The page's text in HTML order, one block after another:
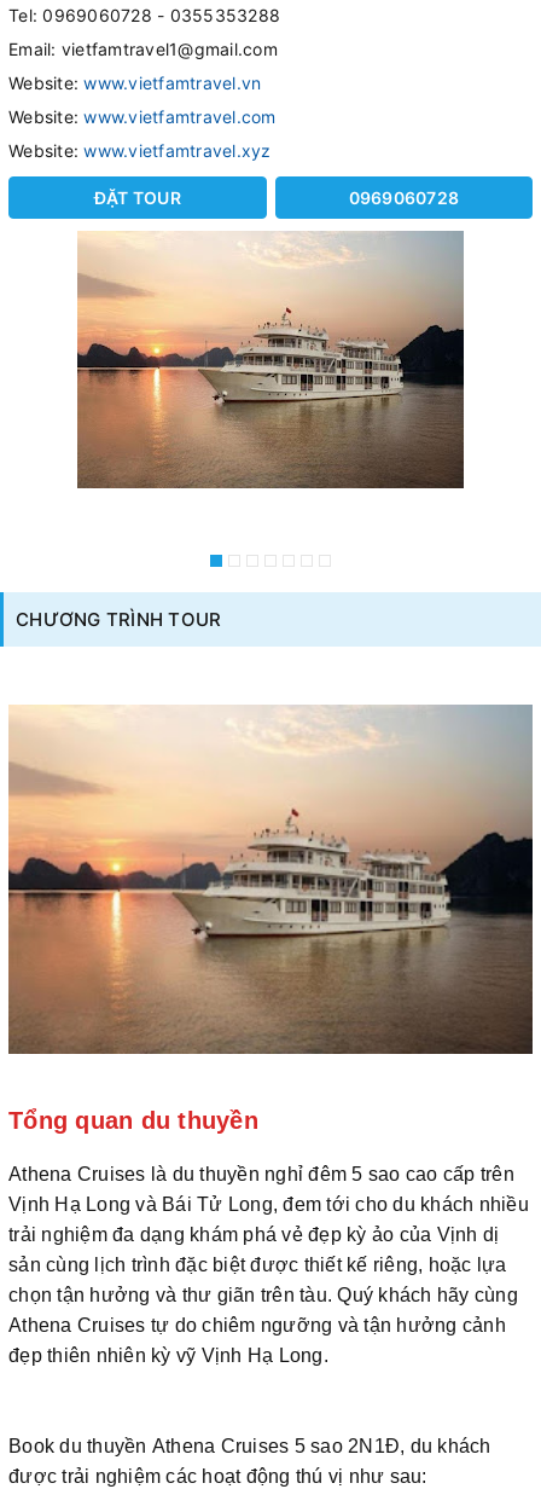
CHƯƠNG TRÌNH TOUR
Tổng quan du thuyền
Athena Cruises là du thuyền nghỉ đêm 5 sao cao cấp trên
Vịnh Hạ Long và Bái Tử Long, đem tới cho du khách nhiều
trải nghiệm đa dạng khám phá vẻ đẹp kỳ ảo của Vịnh dị
sản cùng lịch trình đặc biệt được thiết kế riêng, hoặc lựa
chọn tận hưởng và thư giãn trên tàu. Quý khách hãy cùng
Athena Cruises tự do chiêm ngưỡng và tận hưởng cảnh
đẹp thiên nhiên kỳ vỹ Vịnh Hạ Long.
Book du thuyền Athena Cruises 5 sao 2N1Đ, du khách
được trải nghiệm các hoạt động thú vị như sau:
Tel: 0969060728 - 0355353288
Email: vietfamtravel1@gmail.com
Website:www.vietfamtravel.vn
Website:www.vietfamtravel.com
Website:www.vietfamtravel.xyz
ĐẶT TOUR 0969060728